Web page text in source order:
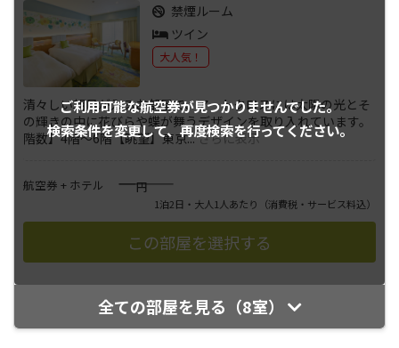
ご利用可能な航空券が見つかりませんでした。
検索条件を変更して、再度検索を行ってください。
禁煙ルーム
ツイン
大人気！
清々しい朝日が入るお部屋で、アートクロスには太陽の光とそ
の輝きの中に花びらや蝶が舞うデザインを取り入れています。
階数】4階～6階【眺望】東京...さらに表示
航空券 + ホテル ――――円
1泊2日・大人1人あたり （消費税・サービス料込）
全ての部屋を見る（8室）